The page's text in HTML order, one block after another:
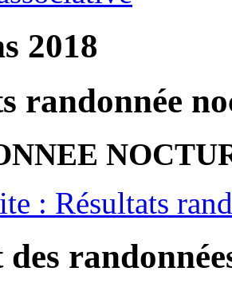
2018
randonnée
: Résultats
des